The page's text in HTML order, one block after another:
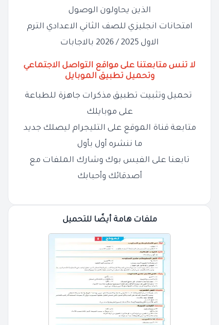
الذين يحاولون الوصول
امتحانات انجليزي للصف الثاني الاعدادي الترم
الاول 2025 / 2026 بالاجابات
لا تنس متابعتنا على مواقع التواصل الاجتماعي
وتحميل تطبيق الموبايل
تحميل وتثبيت تطبيق مذكرات جاهزة للطباعة
على موبايلك
متابعة قناة الموقع على التليجرام ليصلك جديد
ما ننشره أول بأول
تابعنا على الفيس بوك وشارك الملفات مع
أصدقائك وأحبابك
ملفات هامة أيضًا للتحميل